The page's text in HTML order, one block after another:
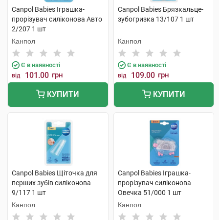
Canpol Babies Іграшка-
прорізувач силіконова Авто
2/207 1 шт
Канпол
Є в наявності
від 101.00 грн
КУПИТИ
Canpol Babies Брязкальце-
зубогризка 13/107 1 шт
Канпол
Є в наявності
від 109.00 грн
КУПИТИ
Canpol Babies Щіточка для
перших зубів силіконова
9/117 1 шт
Канпол
Canpol Babies Іграшка-
прорізувач cиліконова
Овечка 51/000 1 шт
Канпол